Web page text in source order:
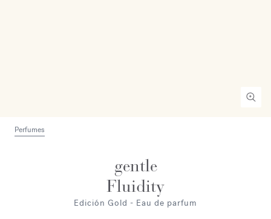
Perfumes
gentle
Fluidity
Edición Gold - Eau de parfum